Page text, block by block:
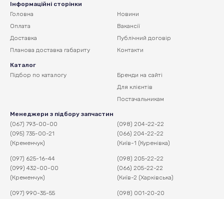
Інформаційні сторінки
Головна
Оплата
Доставка
Планова доставка габариту
Новини
Вакансії
Публічний договір
Контакти
Каталог
Підбор по каталогу
Бренди на сайті
Для клієнтів
Постачальникам
Менеджери з підбору запчастин
(067) 793-00-00
(095) 735-00-21
(Кременчук)
(097) 625-16-44
(099) 432-00-00
(Кременчук)
(097) 990-35-55
(098) 204-22-22
(066) 204-22-22
(Київ-1 (Куренівка)
(098) 205-22-22
(066) 205-22-22
(Київ-2 (Харківська)
(098) 001-20-20